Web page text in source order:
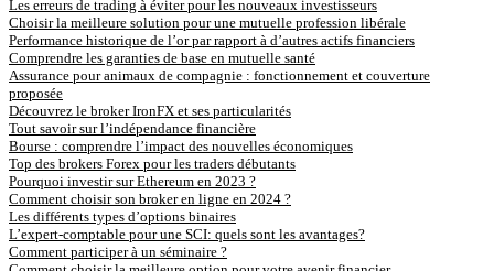
Les erreurs de trading à éviter pour les nouveaux investisseurs
Choisir la meilleure solution pour une mutuelle profession libérale
Performance historique de l’or par rapport à d’autres actifs financiers
Comprendre les garanties de base en mutuelle santé
Assurance pour animaux de compagnie : fonctionnement et couverture
proposée
Découvrez le broker IronFX et ses particularités
Tout savoir sur l’indépendance financière
Bourse : comprendre l’impact des nouvelles économiques
Top des brokers Forex pour les traders débutants
Pourquoi investir sur Ethereum en 2023 ?
Comment choisir son broker en ligne en 2024 ?
Les différents types d’options binaires
L’expert-comptable pour une SCI: quels sont les avantages?
Comment participer à un séminaire ?